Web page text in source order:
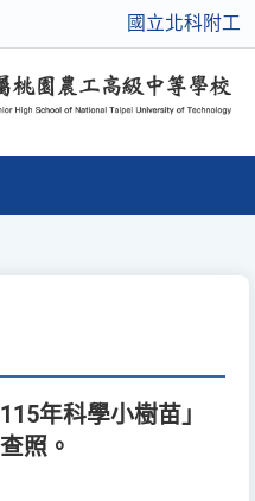
國立北科附工
年科學小樹苗」
照。